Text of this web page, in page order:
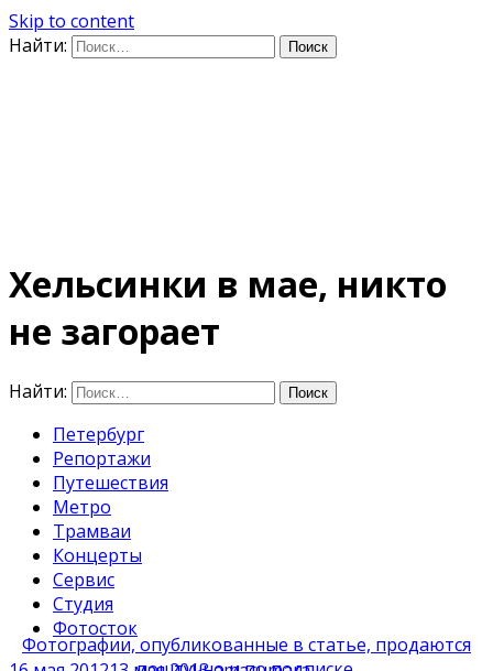
Skip to content
Найти:
Хельсинки в мае, никто
не загорает
Найти:
Петербург
Репортажи
Путешествия
Метро
Трамваи
Концерты
Сервис
Студия
Фотосток
Фотографии, опубликованные в статье, продаются